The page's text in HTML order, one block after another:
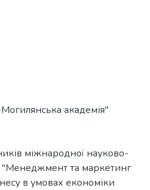
академія"
міжнародної науково-
"Менеджмент та маркетинг
в умовах економіки